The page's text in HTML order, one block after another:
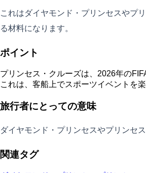
これはダイヤモンド・プリンセスやプ
る材料になります。
ポイント
プリンセス・クルーズは、2026年の
これは、客船上でスポーツイベントを
旅行者にとっての意味
ダイヤモンド・プリンセスやプリンセ
関連タグ